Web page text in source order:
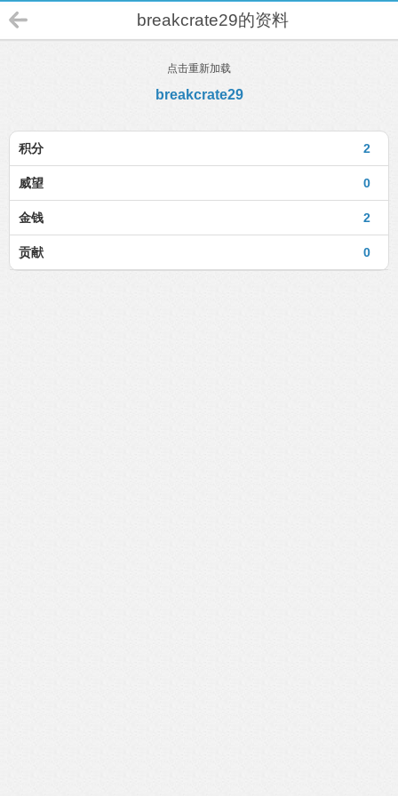
breakcrate29的资料
点击重新加载
breakcrate29
2
积分
0
威望
2
金钱
0
贡献